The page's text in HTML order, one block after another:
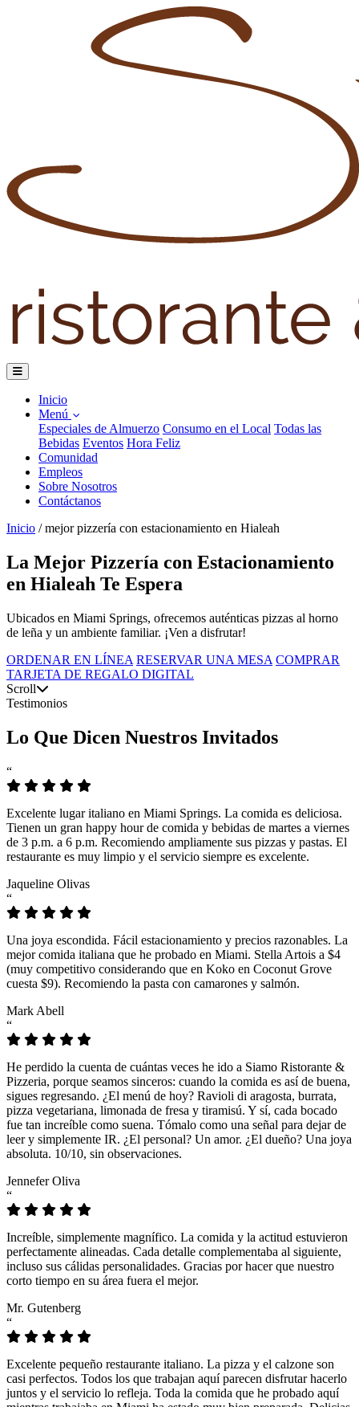
Inicio
Menú
Especiales de Almuerzo Consumo en el Local Todas las
Bebidas Eventos Hora Feliz
Comunidad
Empleos
Sobre Nosotros
Contáctanos
Inicio / mejor pizzería con estacionamiento en Hialeah
La Mejor Pizzería con Estacionamiento
en Hialeah Te Espera
Ubicados en Miami Springs, ofrecemos auténticas pizzas al horno
de leña y un ambiente familiar. ¡Ven a disfrutar!
ORDENAR EN LÍNEA RESERVAR UNA MESA COMPRAR
TARJETA DE REGALO DIGITAL
Scroll
Testimonios
Lo Que Dicen Nuestros Invitados
“
Excelente lugar italiano en Miami Springs. La comida es deliciosa.
Tienen un gran happy hour de comida y bebidas de martes a viernes
de 3 p.m. a 6 p.m. Recomiendo ampliamente sus pizzas y pastas. El
restaurante es muy limpio y el servicio siempre es excelente.
Jaqueline Olivas
“
Una joya escondida. Fácil estacionamiento y precios razonables. La
mejor comida italiana que he probado en Miami. Stella Artois a $4
(muy competitivo considerando que en Koko en Coconut Grove
cuesta $9). Recomiendo la pasta con camarones y salmón.
Mark Abell
“
He perdido la cuenta de cuántas veces he ido a Siamo Ristorante &
Pizzeria, porque seamos sinceros: cuando la comida es así de buena,
sigues regresando. ¿El menú de hoy? Ravioli di aragosta, burrata,
pizza vegetariana, limonada de fresa y tiramisú. Y sí, cada bocado
fue tan increíble como suena. Tómalo como una señal para dejar de
leer y simplemente IR. ¿El personal? Un amor. ¿El dueño? Una joya
absoluta. 10/10, sin observaciones.
Jennefer Oliva
“
Increíble, simplemente magnífico. La comida y la actitud estuvieron
perfectamente alineadas. Cada detalle complementaba al siguiente,
incluso sus cálidas personalidades. Gracias por hacer que nuestro
corto tiempo en su área fuera el mejor.
Mr. Gutenberg
“
Excelente pequeño restaurante italiano. La pizza y el calzone son
casi perfectos. Todos los que trabajan aquí parecen disfrutar hacerlo
juntos y el servicio lo refleja. Toda la comida que he probado aquí